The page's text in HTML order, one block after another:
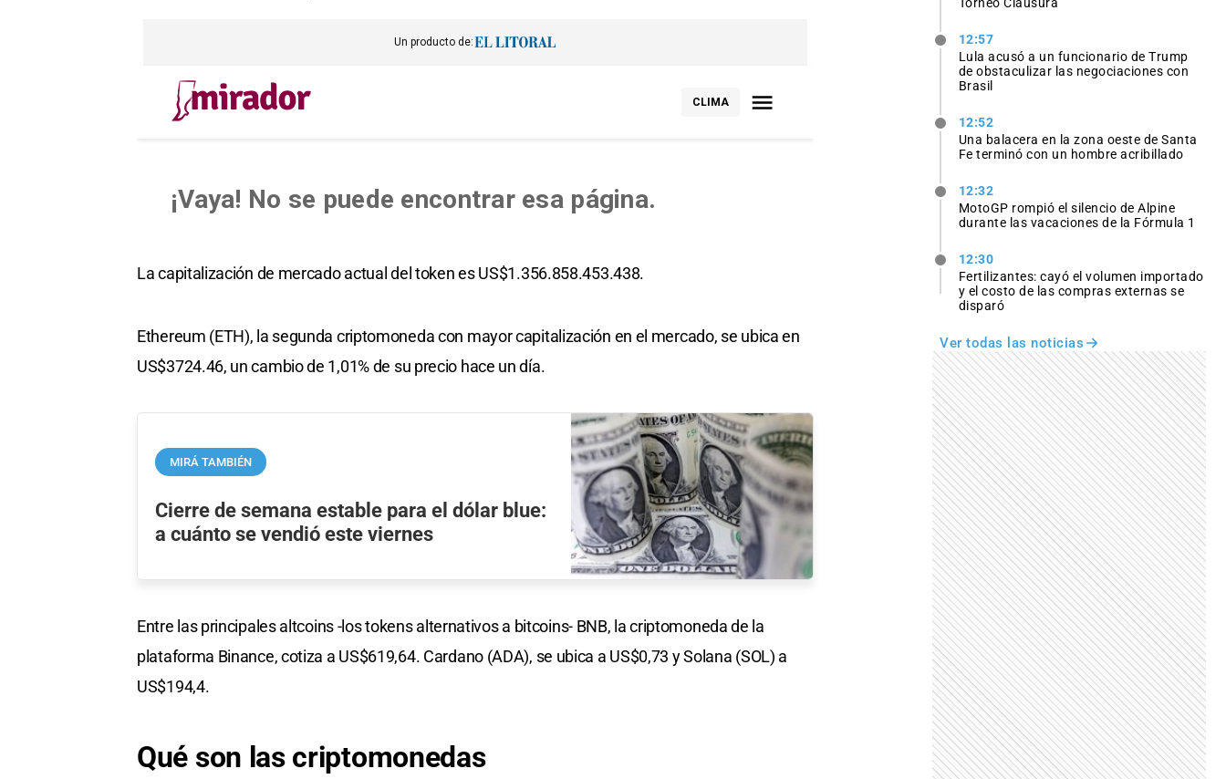
La capitalización de mercado actual del token es US$1.356.858.453.438.
Ethereum (ETH), la segunda criptomoneda con mayor capitalización en el mercado, se ubica en
US$3724.46, un cambio de 1,01% de su precio hace un día.
MIRÁ TAMBIÉN
Cierre de semana estable para el dólar blue:
a cuánto se vendió este viernes
Entre las principales altcoins -los tokens alternativos a bitcoins- BNB, la criptomoneda de la
plataforma Binance, cotiza a US$619,64. Cardano (ADA), se ubica a US$0,73 y Solana (SOL) a
US$194,4.
Qué son las criptomonedas
12:57
Lula acusó a un funcionario de Trump
de obstaculizar las negociaciones con
Brasil
12:52
Una balacera en la zona oeste de Santa
Fe terminó con un hombre acribillado
12:32
MotoGP rompió el silencio de Alpine
durante las vacaciones de la Fórmula 1
12:30
Fertilizantes: cayó el volumen importado
y el costo de las compras externas se
disparó
Ver todas las noticias